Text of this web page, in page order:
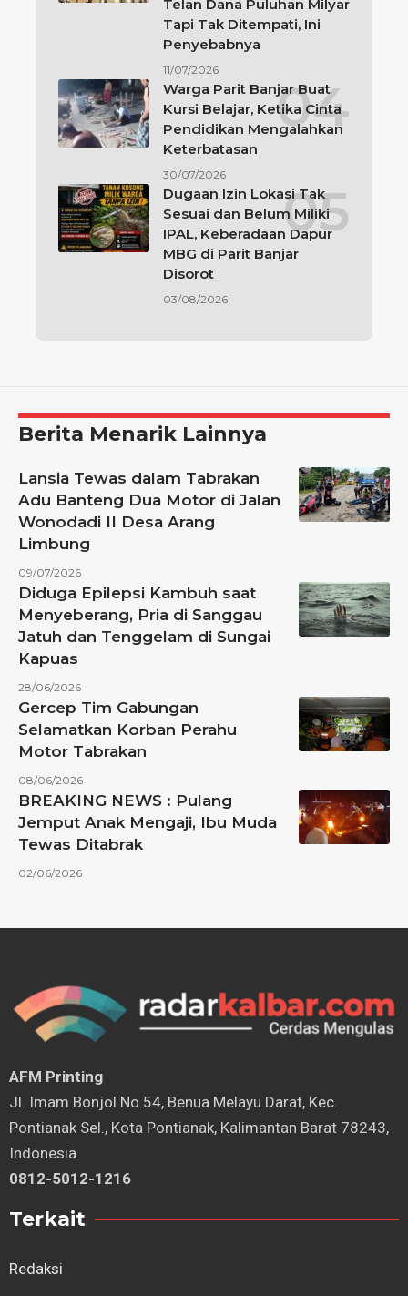
Telan Dana Puluhan Milyar
Tapi Tak Ditempati, Ini
Penyebabnya
11/07/2026
Warga Parit Banjar Buat
Kursi Belajar, Ketika Cinta
Pendidikan Mengalahkan
Keterbatasan
30/07/2026
Dugaan Izin Lokasi Tak
Sesuai dan Belum Miliki
IPAL, Keberadaan Dapur
MBG di Parit Banjar
Disorot
03/08/2026
Berita Menarik Lainnya
Lansia Tewas dalam Tabrakan
Adu Banteng Dua Motor di Jalan
Wonodadi II Desa Arang
Limbung
09/07/2026
Diduga Epilepsi Kambuh saat
Menyeberang, Pria di Sanggau
Jatuh dan Tenggelam di Sungai
Kapuas
28/06/2026
Gercep Tim Gabungan
Selamatkan Korban Perahu
Motor Tabrakan
08/06/2026
BREAKING NEWS : Pulang
Jemput Anak Mengaji, Ibu Muda
Tewas Ditabrak
02/06/2026
AFM Printing
⁠Jl. Imam Bonjol No.54, Benua Melayu Darat, Kec.
Pontianak Sel., Kota Pontianak, Kalimantan Barat 78243,
Indonesia
0812-5012-1216
Terkait
Redaksi